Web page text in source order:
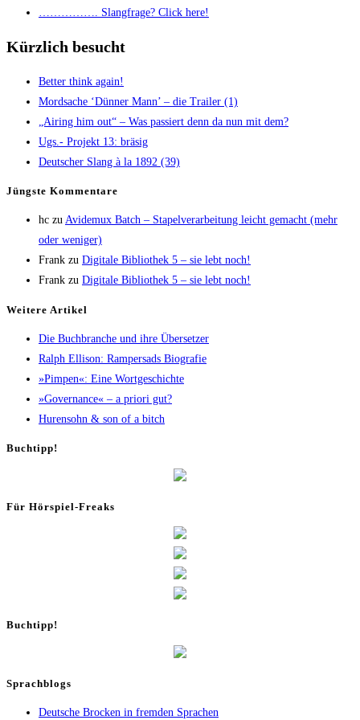
……………. Slang­fra­ge? Click here!
Kürzlich besucht
Bet­ter think again!
Mord­sa­che ‘Dün­ner Mann’ – die Trai­ler (1)
„Airing him out“ – Was pas­siert denn da nun mit dem?
Ugs.- Pro­jekt 13: bräsig
Deut­scher Slang à la 1892 (39)
Jüngs­te Kommentare
hc zu Avi­de­mux Batch – Sta­pel­ver­ar­bei­tung leicht gemacht (mehr
oder weniger)
Frank zu Digi­ta­le Biblio­thek 5 – sie lebt noch!
Frank zu Digi­ta­le Biblio­thek 5 – sie lebt noch!
Wei­te­re Artikel
Die Buch­bran­che und ihre Übersetzer
Ralph Elli­son: Ram­pers­ads Biografie
»Pim­pen«: Eine Wortgeschichte
»Gover­nan­ce« – a prio­ri gut?
Huren­sohn & son of a bitch
Buch­tipp!
Für Hör­spiel-Freaks
Buch­tipp!
Sprachblogs
Deutsche Brocken in fremden Sprachen